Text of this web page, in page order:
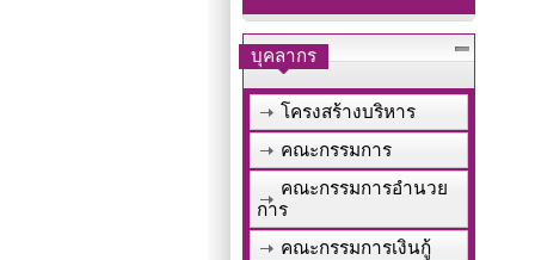
บุคลากร
โครงสร้างบริหาร
คณะกรรมการ
คณะกรรมการอำนวย
การ
คณะกรรมการเงินกู้